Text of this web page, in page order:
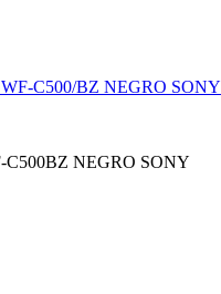
C500/BZ NEGRO SONY